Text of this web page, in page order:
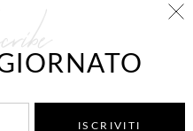
ISCRIVITI